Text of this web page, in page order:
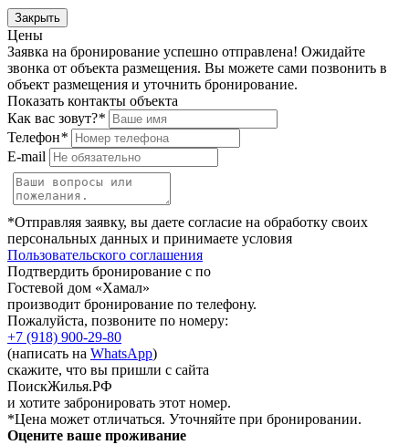
Закрыть
Цены
Заявка на бронирование успешно отправлена! Ожидайте
звонка от объекта размещения. Вы можете сами позвонить в
объект размещения и уточнить бронирование.
Показать контакты объекта
Как вас зовут?*
Телефон*
E-mail
*Отправляя заявку, вы даете согласие на обработку своих
персональных данных и принимаете условия
Пользовательского соглашения
Подтвердить бронирование с по
Гостевой дом «Хамал»
производит бронирование по телефону.
Пожалуйста, позвоните по номеру:
+7 (918) 900-29-80
(написать на WhatsApp)
скажите, что вы пришли с сайта
ПоискЖилья.РФ
и хотите забронировать этот номер.
*Цена может отличаться. Уточняйте при бронировании.
Оцените ваше проживание